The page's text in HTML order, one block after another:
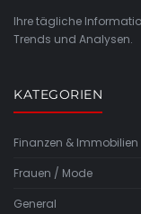
Ihre tägliche
Trends und Analysen.
KATEGORIEN
Finanzen & Immobilien
Frauen / Mode
General